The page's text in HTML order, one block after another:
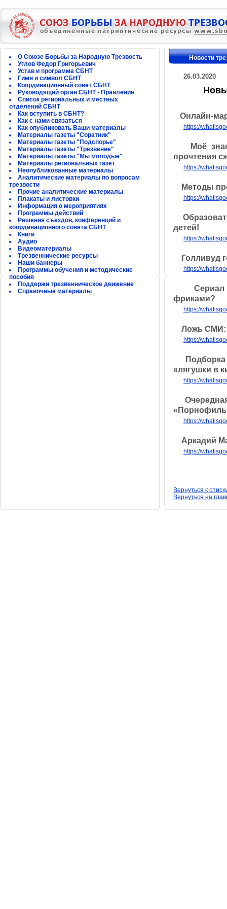
О Союзе Борьбы за Народную Трезвость
Углов Федор Григорьевич
Устав и программа СБНТ
Гимн и символ СБНТ
Координационный совет СБНТ
Руководящий орган СБНТ - Правление
Список региональных и местных
отделений СБНТ
Как вступить в СБНТ?
Как с нами связаться
Как опубликовать Ваши материалы
Материалы газеты "Соратник"
Материалы газеты "Подспорье"
Материалы газеты "Трезвение"
Материалы газеты "Мы молодые"
Материалы региональных газет
Неопубликованные материалы
Аналитические материалы по вопросам
трезвости
Прочие аналитические материалы
Плакаты и листовки
Информация о мероприятиях
Программы действий
Решения съездов, конференций и
координационного совета СБНТ
Книги
Аудио
Видеоматериалы
Трезвеннические ресурсы
Наши баннеры
Программы обучения и методические
пособия
Поддержи трезвенническое движение
Справочные материалы
Новости
26.03.2020
Онлайн-
https://
Моё
прочтения
https://
Методы
https://
детей!
https://
Голливуд
https://
Сериал
фриками?
https://
Ложь СМИ:
https://
Подборка
«лягушки в
https://
Очередная
https://
Аркадий
https://
Вернуться к
Вернуться на